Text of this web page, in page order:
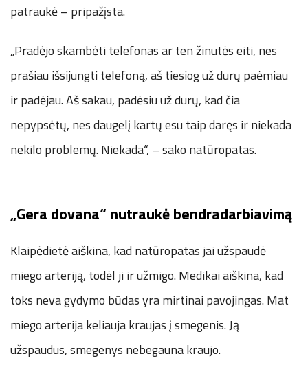
patraukė – pripažįsta.
„Pradėjo skambėti telefonas ar ten žinutės eiti, nes
prašiau išsijungti telefoną, aš tiesiog už durų paėmiau
ir padėjau. Aš sakau, padėsiu už durų, kad čia
nepypsėtų, nes daugelį kartų esu taip daręs ir niekada
nekilo problemų. Niekada“, – sako natūropatas.
„Gera dovana“ nutraukė bendradarbiavimą
Klaipėdietė aiškina, kad natūropatas jai užspaudė
miego arteriją, todėl ji ir užmigo. Medikai aiškina, kad
toks neva gydymo būdas yra mirtinai pavojingas. Mat
miego arterija keliauja kraujas į smegenis. Ją
užspaudus, smegenys nebegauna kraujo.